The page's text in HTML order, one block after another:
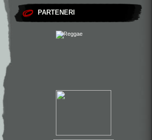
PARTENERI